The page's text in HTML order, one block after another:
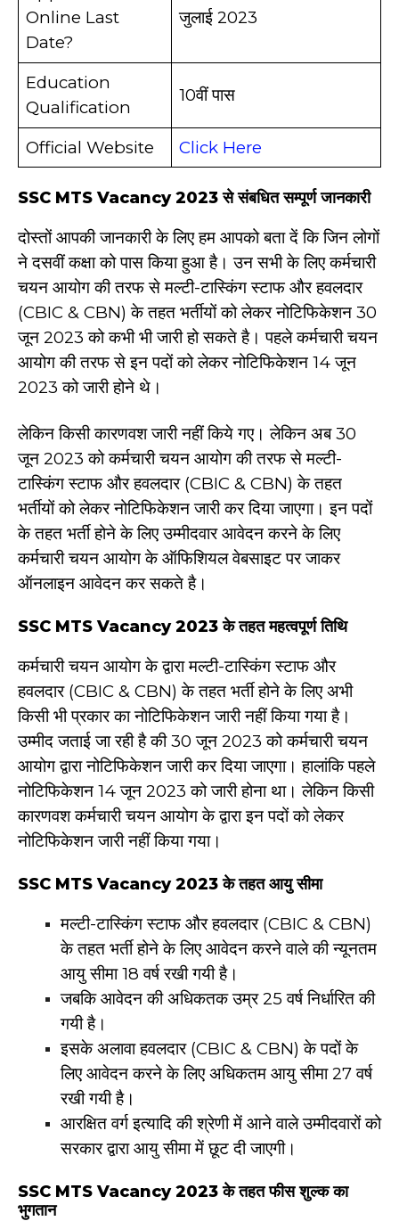
Online Last
Date?
जुलाई 2023
Education
Qualification
10वीं पास
Official Website Click Here
SSC MTS Vacancy 2023 से संबधित सम्पूर्ण जानकारी
दोस्तों आपकी जानकारी के लिए हम आपको बता दें कि जिन लोगों
ने दसवीं कक्षा को पास किया हुआ है। उन सभी के लिए कर्मचारी
चयन आयोग की तरफ से मल्टी-टास्किंग स्टाफ और हवलदार
(CBIC & CBN) के तहत भर्तीयों को लेकर नोटिफिकेशन 30
जून 2023 को कभी भी जारी हो सकते है। पहले कर्मचारी चयन
आयोग की तरफ से इन पदों को लेकर नोटिफिकेशन 14 जून
2023 को जारी होने थे।
लेकिन किसी कारणवश जारी नहीं किये गए। लेकिन अब 30
जून 2023 को कर्मचारी चयन आयोग की तरफ से मल्टी-
टास्किंग स्टाफ और हवलदार (CBIC & CBN) के तहत
भर्तीयों को लेकर नोटिफिकेशन जारी कर दिया जाएगा। इन पदों
के तहत भर्ती होने के लिए उम्मीदवार आवेदन करने के लिए
कर्मचारी चयन आयोग के ऑफिशियल वेबसाइट पर जाकर
ऑनलाइन आवेदन कर सकते है।
SSC MTS Vacancy 2023 के तहत महत्वपूर्ण तिथि
कर्मचारी चयन आयोग के द्वारा मल्टी-टास्किंग स्टाफ और
हवलदार (CBIC & CBN) के तहत भर्ती होने के लिए अभी
किसी भी प्रकार का नोटिफिकेशन जारी नहीं किया गया है।
उम्मीद जताई जा रही है की 30 जून 2023 को कर्मचारी चयन
आयोग द्वारा नोटिफिकेशन जारी कर दिया जाएगा। हालांकि पहले
नोटिफिकेशन 14 जून 2023 को जारी होना था। लेकिन किसी
कारणवश कर्मचारी चयन आयोग के द्वारा इन पदों को लेकर
नोटिफिकेशन जारी नहीं किया गया।
SSC MTS Vacancy 2023 के तहत आयु सीमा
मल्टी-टास्किंग स्टाफ और हवलदार (CBIC & CBN)
के तहत भर्ती होने के लिए आवेदन करने वाले की न्यूनतम
आयु सीमा 18 वर्ष रखी गयी है।
जबकि आवेदन की अधिकतक उम्र 25 वर्ष निर्धारित की
गयी है।
इसके अलावा हवलदार (CBIC & CBN) के पदों के
लिए आवेदन करने के लिए अधिकतम आयु सीमा 27 वर्ष
रखी गयी है।
आरक्षित वर्ग इत्यादि की श्रेणी में आने वाले उम्मीदवारों को
सरकार द्वारा आयु सीमा में छूट दी जाएगी।
SSC MTS Vacancy 2023 के तहत फीस शुल्क का
भुगतान